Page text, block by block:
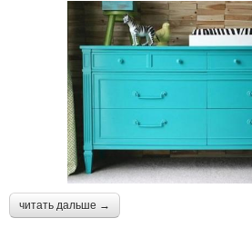
читать дальше →